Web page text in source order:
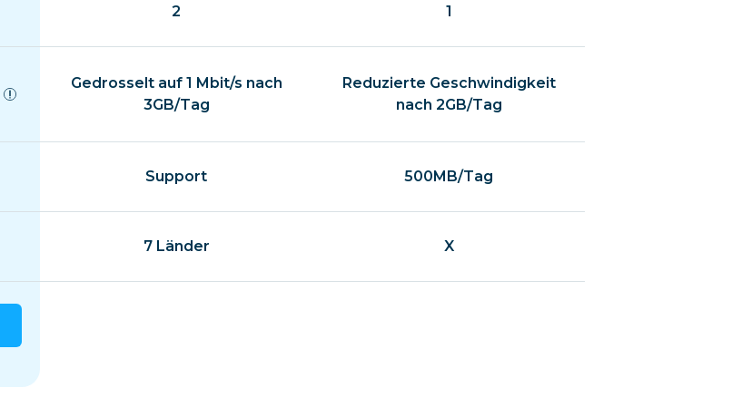
2 1
Gedrosselt auf 1 Mbit/s nach
3GB/Tag
Reduzierte Geschwindigkeit
nach 2GB/Tag
Support 500MB/Tag
7 Länder X